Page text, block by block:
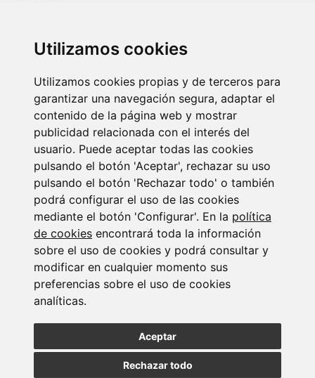
Utilizamos cookies
Utilizamos cookies propias y de terceros para
garantizar una navegación segura, adaptar el
contenido de la página web y mostrar
publicidad relacionada con el interés del
usuario. Puede aceptar todas las cookies
pulsando el botón 'Aceptar', rechazar su uso
pulsando el botón 'Rechazar todo' o también
podrá configurar el uso de las cookies
mediante el botón 'Configurar'. En la política
de cookies encontrará toda la información
sobre el uso de cookies y podrá consultar y
modificar en cualquier momento sus
preferencias sobre el uso de cookies
analíticas.
Aceptar
Rechazar todo
Newsletter Insolvencias y Situaciones Especiales
14/07/2026
Suscribirse a la
newsletter
Entérate de nuestras últimas noticias